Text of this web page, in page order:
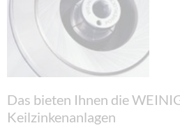
Das bieten Ihnen die
Keilzinkenanlagen